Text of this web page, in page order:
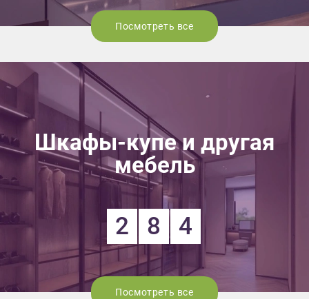
Посмотреть все
Шкафы-купе и другая
мебель
2 8 4
Посмотреть все